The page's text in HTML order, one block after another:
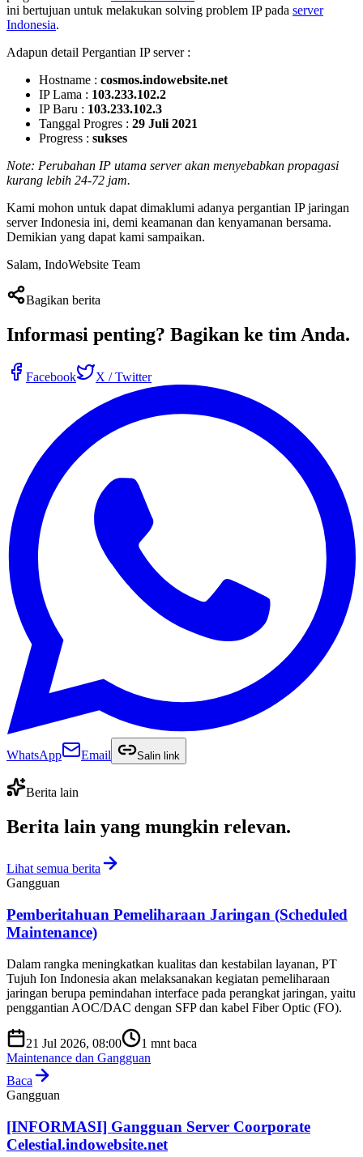
ini bertujuan untuk melakukan solving problem IP pada server
Indonesia.
Adapun detail Pergantian IP server :
Hostname : cosmos.indowebsite.net
IP Lama : 103.233.102.2
IP Baru : 103.233.102.3
Tanggal Progres : 29 Juli 2021
Progress : sukses
Note: Perubahan IP utama server akan menyebabkan propagasi
kurang lebih 24-72 jam.
Kami mohon untuk dapat dimaklumi adanya pergantian IP jaringan
server Indonesia ini, demi keamanan dan kenyamanan bersama.
Demikian yang dapat kami sampaikan.
Salam, IndoWebsite Team
Bagikan berita
Informasi penting? Bagikan ke tim Anda.
Facebook X / Twitter
WhatsApp Email Salin link
Berita lain
Berita lain yang mungkin relevan.
Lihat semua berita
Gangguan
Pemberitahuan Pemeliharaan Jaringan (Scheduled
Maintenance)
Dalam rangka meningkatkan kualitas dan kestabilan layanan, PT
Tujuh Ion Indonesia akan melaksanakan kegiatan pemeliharaan
jaringan berupa pemindahan interface pada perangkat jaringan, yaitu
penggantian AOC/DAC dengan SFP dan kabel Fiber Optic (FO).
21 Jul 2026, 08:00 1 mnt baca
Maintenance dan Gangguan
Baca
Gangguan
[INFORMASI] Gangguan Server Coorporate
Celestial.indowebsite.net